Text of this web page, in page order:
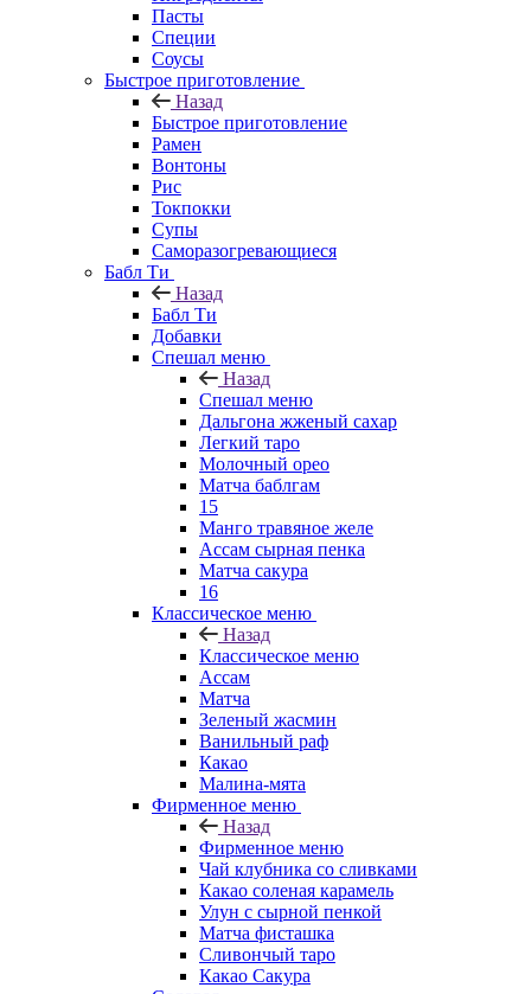
Пасты
Специи
Соусы
Быстрое приготовление
Назад
Быстрое приготовление
Рамен
Вонтоны
Рис
Токпокки
Супы
Саморазогревающиеся
Бабл Ти
Назад
Бабл Ти
Добавки
Спешал меню
Назад
Спешал меню
Дальгона жженый сахар
Легкий таро
Молочный орео
Матча баблгам
15
Манго травяное желе
Ассам сырная пенка
Матча сакура
16
Классическое меню
Назад
Классическое меню
Ассам
Матча
Зеленый жасмин
Ванильный раф
Какао
Малина-мята
Фирменное меню
Назад
Фирменное меню
Чай клубника со сливками
Какао соленая карамель
Улун с сырной пенкой
Матча фисташка
Сливончый таро
Какао Сакура